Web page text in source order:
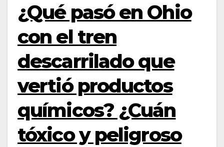
¿Qué pasó en Ohio
con el tren
descarrilado que
vertió productos
químicos? ¿Cuán
tóxico y peligroso